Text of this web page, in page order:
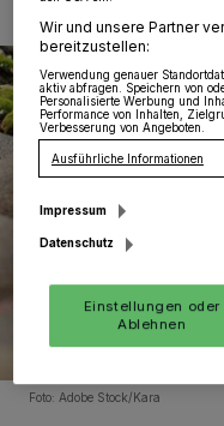
Foto: Adobe Stock/Kara
Wir und unsere Partner
bereitzustellen:
Verwendung genauer
aktiv abfragen. Speichern von
Personalisierte Werbung und
Performance von Inhalten,
Verbesserung von Angeboten.
Ausführliche Informationen
Impressum
Datenschutz
Einstellungen oder
Ablehnen